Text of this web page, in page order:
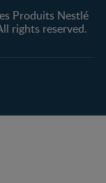
Produits Nestlé
rights reserved.